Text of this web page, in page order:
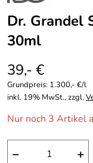
Dr. Grandel
30ml
39,- €
Grundpreis: 1.300,- €/l
inkl. 19% MwSt., zzgl.
Nur noch 3 Artikel
− +